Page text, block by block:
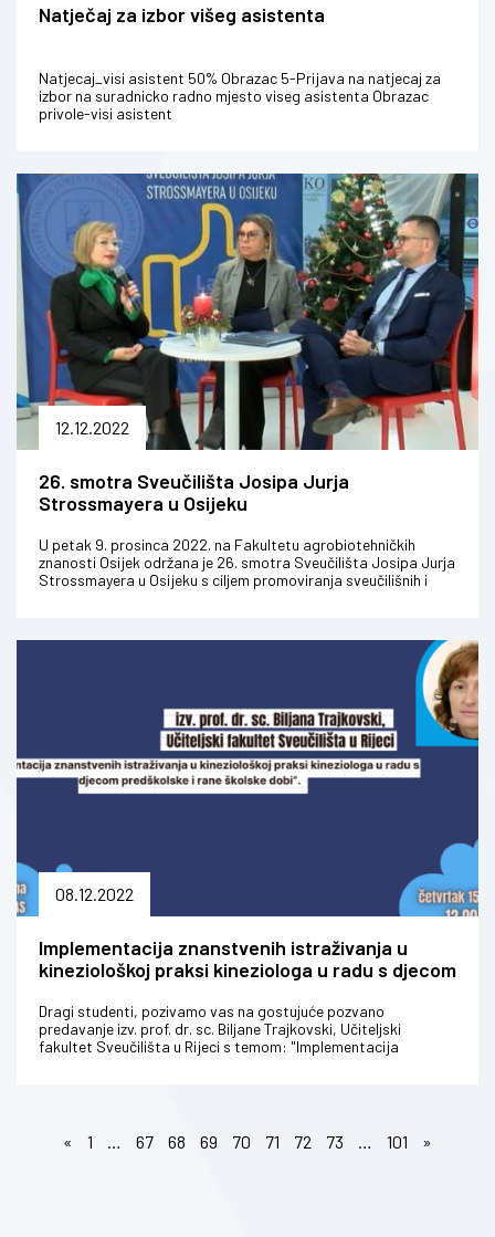
Natječaj za izbor višeg asistenta
Natjecaj_visi asistent 50% Obrazac 5-Prijava na natjecaj za
izbor na suradnicko radno mjesto viseg asistenta Obrazac
privole-visi asistent
12.12.2022
26. smotra Sveučilišta Josipa Jurja
Strossmayera u Osijeku
U petak 9. prosinca 2022. na Fakultetu agrobiotehničkih
znanosti Osijek održana je 26. smotra Sveučilišta Josipa Jurja
Strossmayera u Osijeku s ciljem promoviranja sveučilišnih i
08.12.2022
Implementacija znanstvenih istraživanja u
kineziološkoj praksi kineziologa u radu s djecom
Dragi studenti, pozivamo vas na gostujuće pozvano
predavanje izv. prof. dr. sc. Biljane Trajkovski, Učiteljski
fakultet Sveučilišta u Rijeci s temom: "Implementacija
« 1 … 67 68 69 70 71 72 73 … 101 »